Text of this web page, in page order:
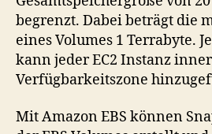
begrenzt. Dabei beträgt die
eines Volumes 1 Terrabyte.
kann jeder EC2 Instanz
Verfügbarkeitszone
Mit Amazon EBS können